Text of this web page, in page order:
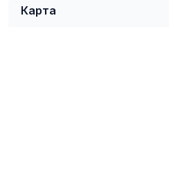
Карта